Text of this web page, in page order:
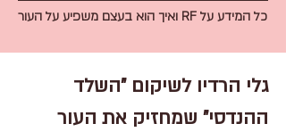
כל המידע על RF ואיך הוא בעצם משפיע על העור
גלי הרדיו לשיקום "השלד
ההנדסי" שמחזיק את העור